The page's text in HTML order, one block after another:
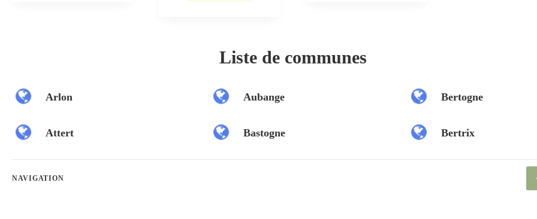
Liste de communes
Arlon
Attert
Aubange
Bastogne
Bertogne
Bertrix
NAVIGATION